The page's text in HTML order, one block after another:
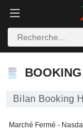
BOOKING
Bilan Booking
Marché Fermé -